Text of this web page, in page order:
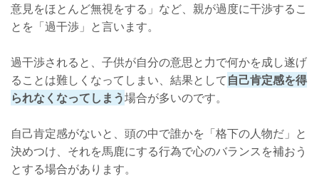
意見をほとんど無視をする」など、親が過度に干渉するこ
とを「過干渉」と言います。
過干渉されると、子供が自分の意思と力で何かを成し遂げ
ることは難しくなってしまい、結果として自己肯定感を得
られなくなってしまう場合が多いのです。
自己肯定感がないと、頭の中で誰かを「格下の人物だ」と
決めつけ、それを馬鹿にする行為で心のバランスを補おう
とする場合があります。